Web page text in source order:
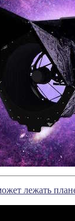
лежать